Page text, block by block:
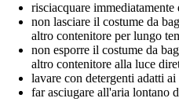
risciacquare
non lasciare il costume da
altro contenitore per lungo
non esporre il costume da
altro contenitore alla luce
lavare con detergenti adatti
far asciugare all'aria lontano